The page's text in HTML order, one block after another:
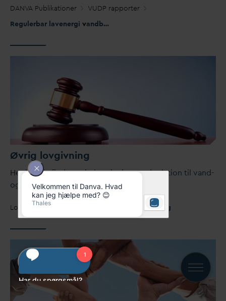
DANVA Publikationer
VUDP rapporter
Regulerbar lavenergi vandbrem-se (ReLe
Øvrig lovgivning
Her kan du finde øvrig lovgivning med relation til vand-
og spildevandsområdet.
Lovstof Vand & Spilde Øvrig lovgivning